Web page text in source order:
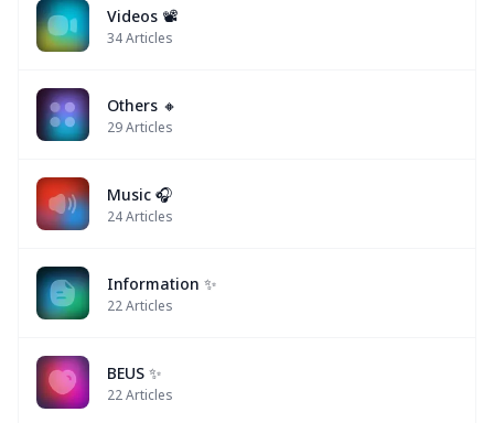
Videos 📽
34Articles
Others 🔸
29Articles
Music 🎧
24Articles
Information ✨
22Articles
BEUS ✨
22Articles